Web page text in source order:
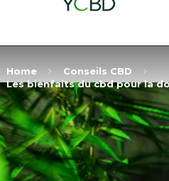
Home
Conseils CBD
Les bienfaits du cbd pour la